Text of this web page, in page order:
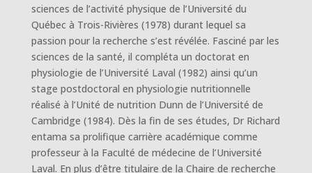
sciences de l’activité physique de l’Université du
Québec à Trois-Rivières (1978) durant lequel sa
passion pour la recherche s’est révélée. Fasciné par les
sciences de la santé, il compléta un doctorat en
physiologie de l’Université Laval (1982) ainsi qu’un
stage postdoctoral en physiologie nutritionnelle
réalisé à l’Unité de nutrition Dunn de l’Université de
Cambridge (1984). Dès la fin de ses études, Dr Richard
entama sa prolifique carrière académique comme
professeur à la Faculté de médecine de l’Université
Laval. En plus d’être titulaire de la Chaire de recherche